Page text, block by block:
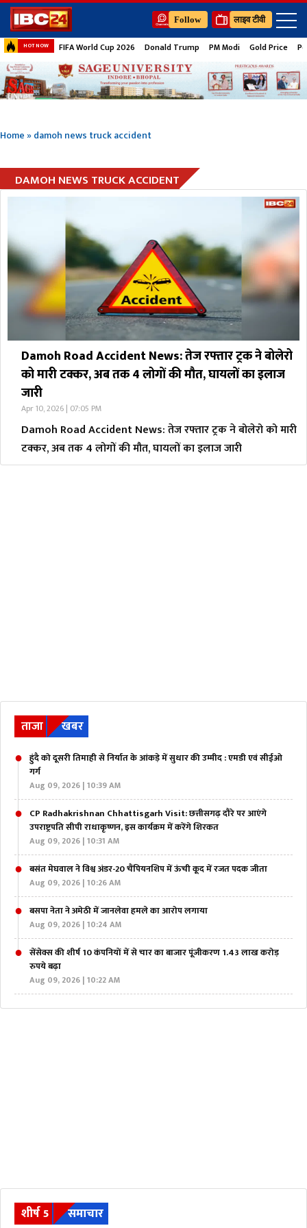
Follow लाइव टीवी
HOT NOW FIFA World Cup 2026 Donald Trump PM Modi Gold Price
Home»damoh news truck accident
DAMOH NEWS TRUCK ACCIDENT
Damoh Road Accident News: तेज रफ्तार ट्रक ने बोलेरो
को मारी टक्कर, अब तक 4 लोगों की मौत, घायलों का इलाज
जारी
Apr 10, 2026 | 07:05 PM
Damoh Road Accident News: तेज रफ्तार ट्रक ने बोलेरो को मारी
टक्कर, अब तक 4 लोगों की मौत, घायलों का इलाज जारी
ताजा खबर
हुंदै को दूसरी तिमाही से निर्यात के आंकड़े में सुधार की उम्मीद : एमडी एवं सीईओ
गर्ग
Aug 09, 2026 | 10:39 AM
CP Radhakrishnan Chhattisgarh Visit: छत्तीसगढ़ दौरे पर आएंगे
उपराष्ट्रपति सीपी राधाकृष्णन, इस कार्यक्रम में करेंगे शिरकत
Aug 09, 2026 | 10:31 AM
बसंत मेघवाल ने विश्व अंडर-20 चैंपियनशिप में ऊंची कूद में रजत पदक जीता
Aug 09, 2026 | 10:26 AM
बसपा नेता ने अमेठी में जानलेवा हमले का आरोप लगाया
Aug 09, 2026 | 10:24 AM
सेंसेक्स की शीर्ष 10 कंपनियों में से चार का बाजार पूंजीकरण 1.43 लाख करोड़
रुपये बढ़ा
Aug 09, 2026 | 10:22 AM
शीर्ष 5 समाचार